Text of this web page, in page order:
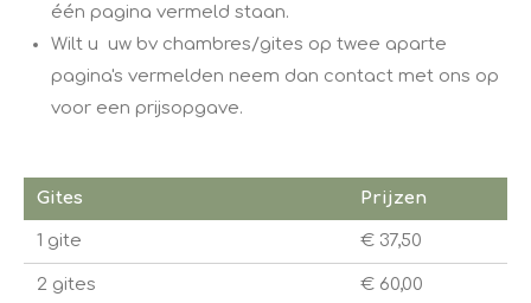
één pagina vermeld staan.
Wilt u uw bv chambres/gites op twee aparte
pagina's vermelden neem dan contact met ons op
voor een prijsopgave.
Gites Prijzen
1 gite € 37,50
2 gites € 60,00